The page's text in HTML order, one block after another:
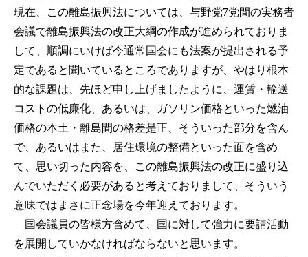
現在、この離島振興法については、与野党7党間の実務者
会議で離島振興法の改正大綱の作成が進められておりま
して、順調にいけば今通常国会にも法案が提出される予
定であると聞いているところでありますが、やはり根本
的な課題は、先ほど申し上げましたように、運賃・輸送
コストの低廉化、あるいは、ガソリン価格といった燃油
価格の本土・離島間の格差是正、そういった部分を含ん
で、あるいはまた、居住環境の整備といった面を含め
て、思い切った内容を、この離島振興法の改正に盛り込
んでいただく必要があると考えておりまして、そういう
意味ではまさに正念場を今年迎えております。
国会議員の皆様方含めて、国に対して強力に要請活動
を展開していかなければならないと思います。